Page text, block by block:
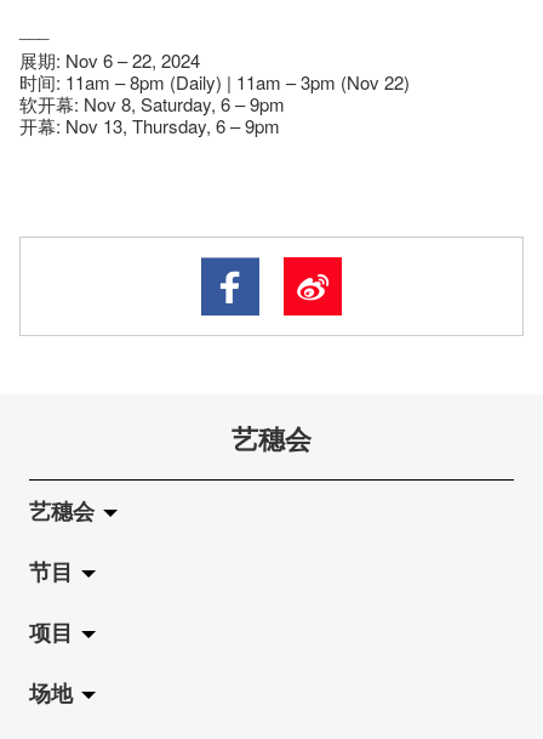
展期: Nov 6 – 22, 2024
时间: 11am – 8pm (Daily) | 11am – 3pm (Nov 22)
软开幕: Nov 8, Saturday, 6 – 9pm
开幕: Nov 13, Thursday, 6 – 9pm
艺穗会
艺穗会
关于艺穗会
艺穗会的演化
使命与宗旨
节目
拉阔
展览
项目
Jazz-Go-Central, Jazz-Go-Fringe
场地